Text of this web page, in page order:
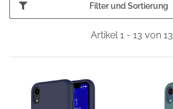
Filter und Sortierung
Artikel 1 - 13 von 13